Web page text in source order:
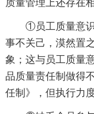
质量管理上还存在
①员工质量意
事不关己，漠然置
象；这与员工质量
品质量责任制做得
任制》，但执行力